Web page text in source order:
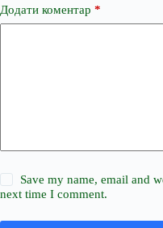
Додати коментар *
Save my name, email and
next time I comment.